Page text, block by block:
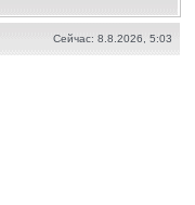
Сейчас: 8.8.2026, 5:03